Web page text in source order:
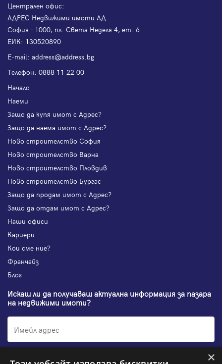
Централен офис:
АДРЕС Недвижими имоти АД
София - 1000, пл. Света Неделя 4, ет. 6
ЕИК: 130520890
Е-mail: address@address.bg
Телефон: 0888 11 22 00
Начало
Наеми
Защо да купя имот с Адрес?
Защо да наема имот с Адрес?
Ново строителство София
Ново строителство Варна
Ново строителство Пловдив
Ново строителство Бургас
Защо да продам имот с Адрес?
Защо да отдам имот с Адрес?
Наши офиси
Кариери
Кои сме ние?
Франчайз
Блог
Искаш ли да получаваш актуална информация за пазара
на недвижими имоти?
Абонирам се ×